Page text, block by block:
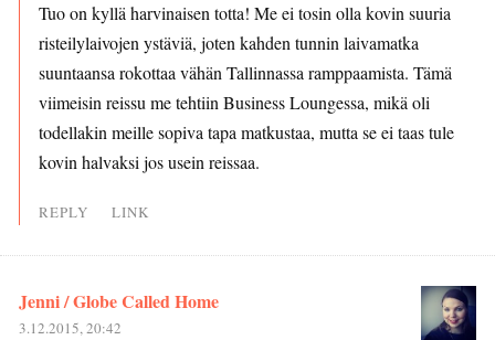
Tuo on kyllä harvinaisen totta! Me ei tosin olla kovin suuria
risteilylaivojen ystäviä, joten kahden tunnin laivamatka
suuntaansa rokottaa vähän Tallinnassa ramppaamista. Tämä
viimeisin reissu me tehtiin Business Loungessa, mikä oli
todellakin meille sopiva tapa matkustaa, mutta se ei taas tule
kovin halvaksi jos usein reissaa.
REPLY LINK
Jenni / Globe Called Home
3.12.2015, 20:42